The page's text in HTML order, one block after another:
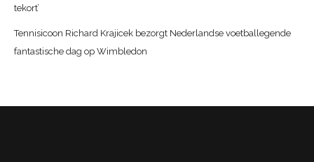
tekort’
Tennisicoon Richard Krajicek bezorgt Nederlandse voetballegende
fantastische dag op Wimbledon